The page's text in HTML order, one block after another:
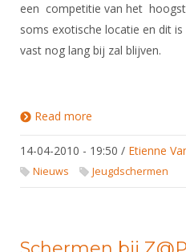
een competitie van het
soms exotische locatie en dit
vast nog lang bij zal blijven.
Read more
14-04-2010 - 19:50 / Etienne
Nieuws Jeugdschermen